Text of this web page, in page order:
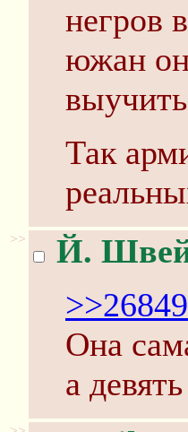
негров
южан
Так
>> Й.
>>26849
Она
а